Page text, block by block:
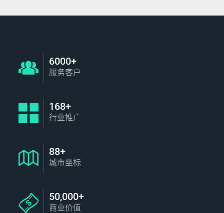
6000+
服务客户
168+
行业推广
88+
城市坐标
50,000+
商业价值